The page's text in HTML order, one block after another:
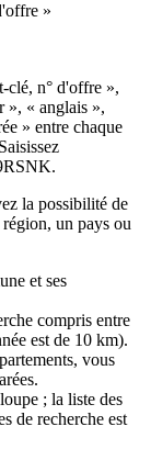
»
clé, n° d'offre »,
», « anglais »,
» entre chaque
la possibilité de
un pays ou
et ses
compris entre
est de 10 km).
vous
; la liste des
de recherche est